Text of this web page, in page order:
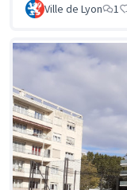
Ville de Lyon 1